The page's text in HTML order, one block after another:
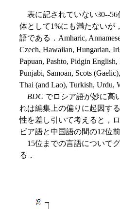
表に記されていない30--
体として1%にも満たないが
語である．Amharic,
Czech, Hawaiian, Hungarian,
Papuan, Pashto, Pidgin
Punjabi, Samoan, Scots
Thai (and Lao), Turkish, Urdu,
BDC でロシア語が妙に高
れは編集上の偏りに起因す
性を差し引いて考えると，
ビア語と中国語の間の12位
15位までの言語について
る．